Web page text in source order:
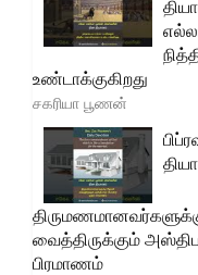
உண்டாக்குகிறது
சகரியா பூணன்
வைத்திருக்கும்
பிரமாணம்